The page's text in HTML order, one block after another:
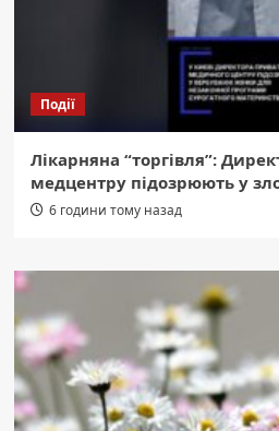
Події
Лікарняна “торгівля”:
медцентру підозрюють у
6 години тому назад